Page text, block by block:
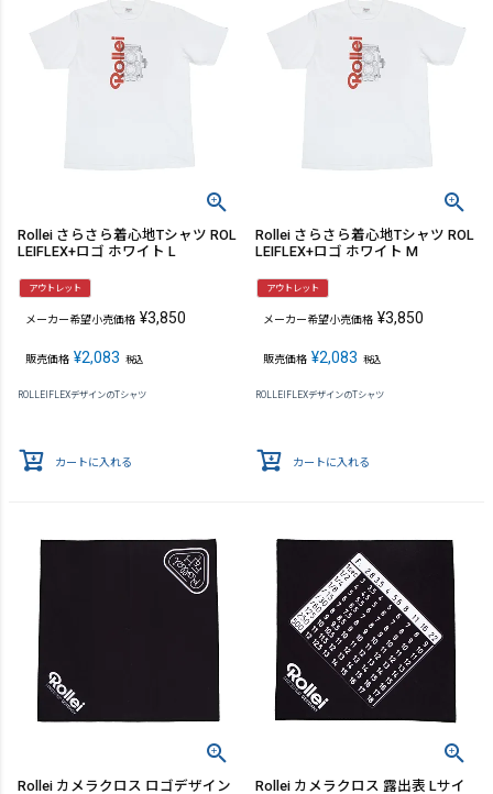
Rollei さらさら着心地Tシャツ ROL
LEIFLEX+ロゴ ホワイト L
アウトレット
メーカー希望小売価格 ¥3,850
販売価格 ¥2,083 税込
ROLLEIFLEXデザインのTシャツ
カートに入れる
Rollei さらさら着心地Tシャツ ROL
LEIFLEX+ロゴ ホワイト M
アウトレット
メーカー希望小売価格 ¥3,850
販売価格 ¥2,083 税込
ROLLEIFLEXデザインのTシャツ
カートに入れる
Rollei カメラクロス ロゴデザイン
Rollei カメラクロス 露出表 Lサイ